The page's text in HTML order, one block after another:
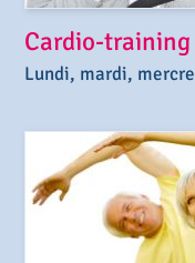
Cardio-training
Lundi, mardi,